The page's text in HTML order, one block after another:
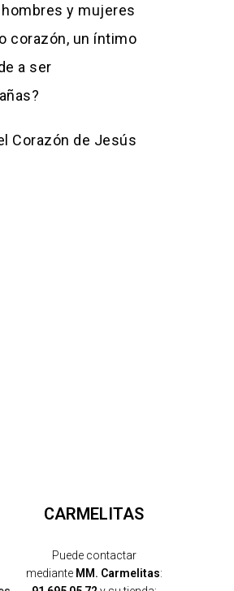
y mujeres
corazón, un íntimo
a ser
Corazón de Jesús
CARMELITAS
Puede contactar
medianteMM. Carmelitas: